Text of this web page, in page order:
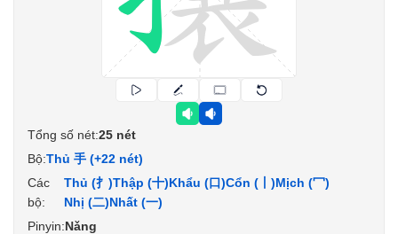
Tổng số nét:25 nét
Bộ:Thủ 手 (+22 nét)
Các
bộ:
Thủ (扌)Thập (十)Khẩu (口)Cổn (丨)Mịch (冖)
Nhị (二)Nhất (一)
Pinyin:Nǎng